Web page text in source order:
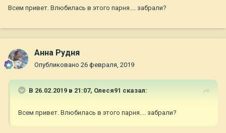
Всем привет. Влюбилась в этого парня.... забрали?
Анна Рудня
Опубликовано 26 февраля, 2019
В 26.02.2019 в 21:07, Олеся91 сказал:
Всем привет. Влюбилась в этого парня.... забрали?